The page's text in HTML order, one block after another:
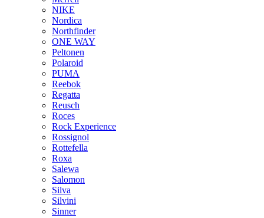
NIKE
Nordica
Northfinder
ONE WAY
Peltonen
Polaroid
PUMA
Reebok
Regatta
Reusch
Roces
Rock Experience
Rossignol
Rottefella
Roxa
Salewa
Salomon
Silva
Silvini
Sinner